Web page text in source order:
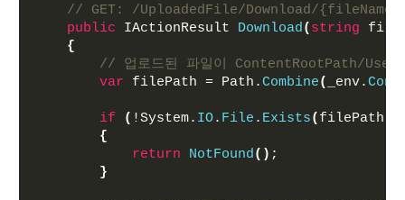
// GET: /UploadedFile/Download/{fileName}
public IActionResult Download( string
{
// 업로드된 파일이 ContentRootPath/
var filePath = Path.Combine( _env.
if ( !System. IO. File . Exists( filePath
{
return
NotFound() ;
}